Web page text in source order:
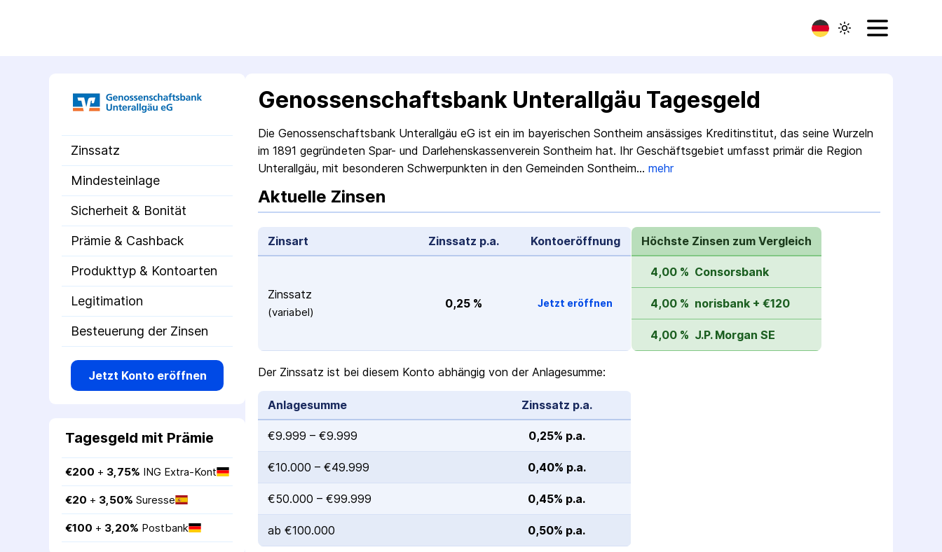
Zinssatz
Mindesteinlage
Sicherheit & Bonität
Prämie & Cashback
Produkttyp & Kontoarten
Legitimation
Besteuerung der Zinsen
Jetzt Konto eröffnen
Tagesgeld mit Prämie
€200 + 3,75% ING Extra-Kont
€20 + 3,50% Suresse
€100 + 3,20% Postbank
Genossenschaftsbank Unterallgäu Tagesgeld
Die Genossenschaftsbank Unterallgäu eG ist ein im bayerischen Sontheim ansässiges Kredit­institut, das seine Wurzeln
im 1891 gegründeten Spar- und Darlehenskassen­verein Sontheim hat. Ihr Geschäfts­gebiet umfasst primär die Region
Unterallgäu, mit besonderen Schwer­punkten in den Gemeinden Sontheim… mehr
Aktuelle Zinsen
Zinsart Zinssatz p.a. Konto­eröffnung
Zinssatz
(variabel)
0,25 % Jetzt eröffnen
Höchste Zinsen zum Vergleich
4,00 % Consorsbank
4,00 % norisbank + €120
4,00 % J.P. Morgan SE
Der Zinssatz ist bei diesem Konto abhängig von der Anlagesumme:
Anlagesumme Zinssatz p.a.
€9.999 – €9.999 0,25% p.a.
€10.000 – €49.999 0,40% p.a.
€50.000 – €99.999 0,45% p.a.
ab €100.000 0,50% p.a.